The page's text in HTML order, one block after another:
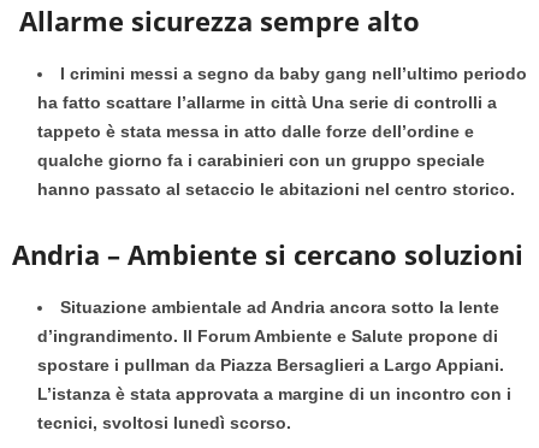
Allarme sicurezza sempre alto
I crimini messi a segno da baby gang nell’ultimo periodo
ha fatto scattare l’allarme in città Una serie di controlli a
tappeto è stata messa in atto dalle forze dell’ordine e
qualche giorno fa i carabinieri con un gruppo speciale
hanno passato al setaccio le abitazioni nel centro storico.
Andria – Ambiente si cercano soluzioni
Situazione ambientale ad Andria ancora sotto la lente
d’ingrandimento. Il Forum Ambiente e Salute propone di
spostare i pullman da Piazza Bersaglieri a Largo Appiani.
L’istanza è stata approvata a margine di un incontro con i
tecnici, svoltosi lunedì scorso.